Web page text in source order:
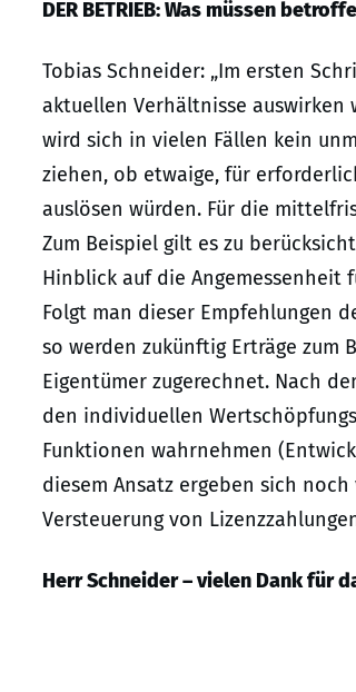
DER BETRIEB: Was müssen
Tobias Schneider: „Im ersten
aktuellen Verhältnisse auswirken
wird sich in vielen Fällen kein
ziehen, ob etwaige, für
auslösen würden. Für die
Zum Beispiel gilt es zu
Hinblick auf die Angemessenheit
Folgt man dieser Empfehlungen
so werden zukünftig Erträge zum
Eigentümer zugerechnet. Nach
den individuellen
Funktionen wahrnehmen
diesem Ansatz ergeben sich
Versteuerung von
Herr Schneider – vielen Dank für